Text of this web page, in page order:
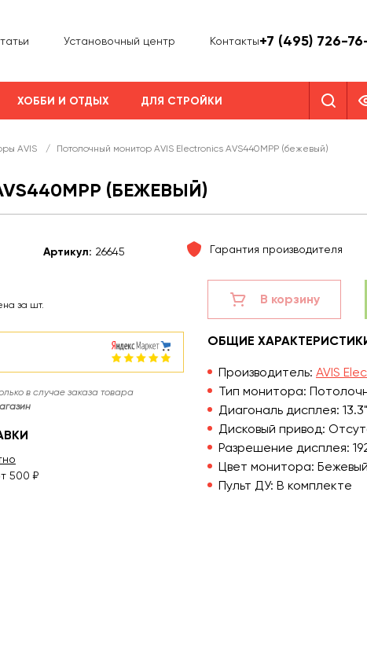
Установочный центр Контакты+7 (495) 726-
ХОББИ И ОТДЫХ ДЛЯ СТРОЙКИ
AVIS / Потолочный монитор AVIS Electronics AVS440MPP (бежевый)
(БЕЖЕВЫЙ)
Артикул: 26645 Гарантия производителя
за шт.
в случае заказа товара
500 ₽
В корзину
ОБЩИЕ
Производитель: AVIS
Тип монитора:
Диагональ дисплея: 13.3"
Дисковый привод:
Разрешение дисплея:
Цвет монитора: Бежевый
Пульт ДУ: В комплекте